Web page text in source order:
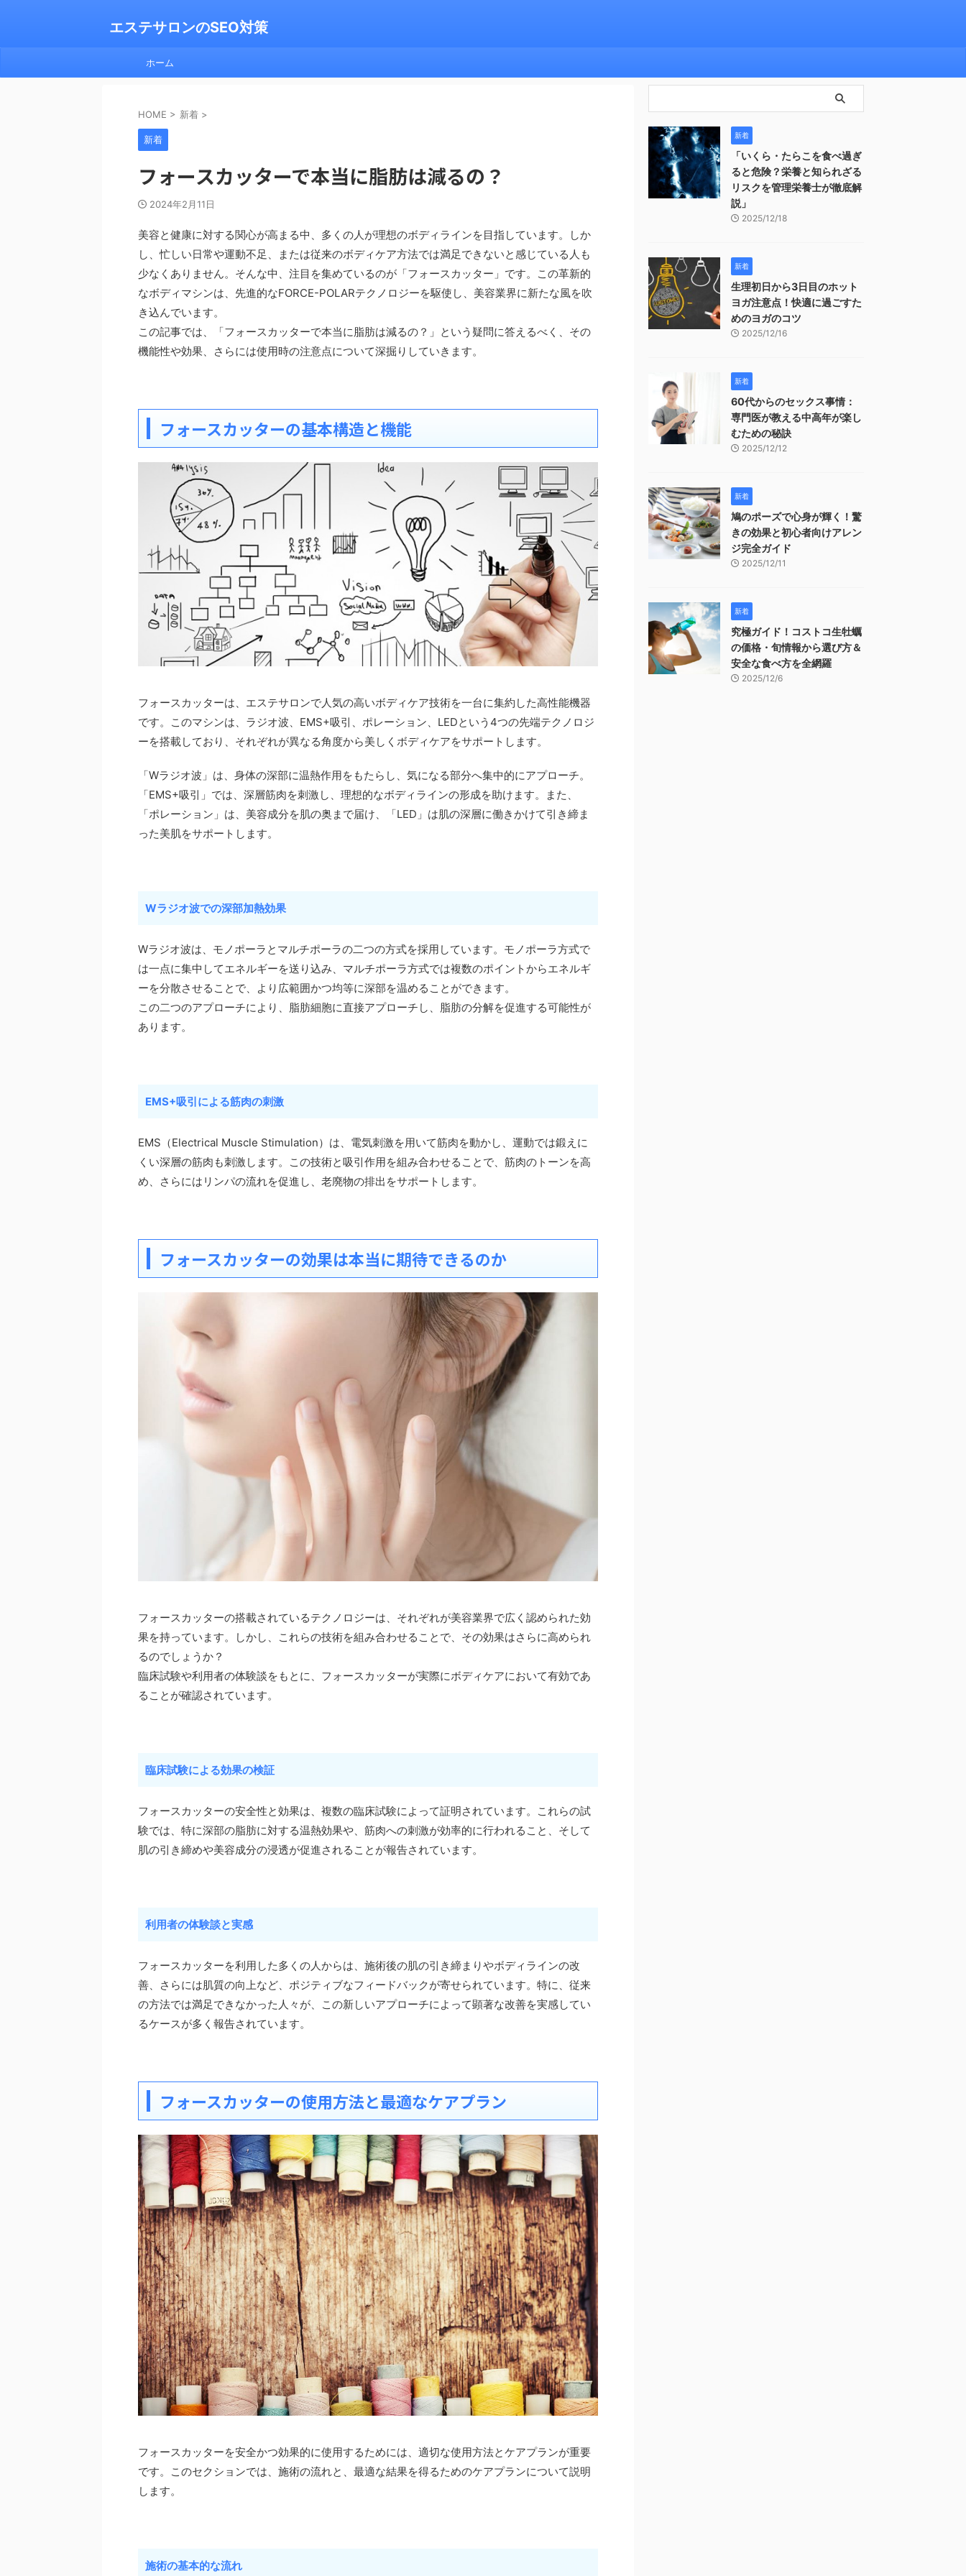
エステサロンのSEO対策
ホーム
HOME > 新着 >
新着
フォースカッターで本当に脂肪は減るの？
2024年2月11日
美容と健康に対する関心が高まる中、多くの人が理想のボディラインを目指しています。しか
し、忙しい日常や運動不足、または従来のボディケア方法では満足できないと感じている人も
少なくありません。そんな中、注目を集めているのが「フォースカッター」です。この革新的
なボディマシンは、先進的なFORCE-POLARテクノロジーを駆使し、美容業界に新たな風を吹
き込んでいます。
この記事では、「フォースカッターで本当に脂肪は減るの？」という疑問に答えるべく、その
機能性や効果、さらには使用時の注意点について深掘りしていきます。
フォースカッターの基本構造と機能
フォースカッターは、エステサロンで人気の高いボディケア技術を一台に集約した高性能機器
です。このマシンは、ラジオ波、EMS+吸引、ポレーション、LEDという4つの先端テクノロジ
ーを搭載しており、それぞれが異なる角度から美しくボディケアをサポートします。
「Wラジオ波」は、身体の深部に温熱作用をもたらし、気になる部分へ集中的にアプローチ。
「EMS+吸引」では、深層筋肉を刺激し、理想的なボディラインの形成を助けます。また、
「ポレーション」は、美容成分を肌の奥まで届け、「LED」は肌の深層に働きかけて引き締ま
った美肌をサポートします。
Wラジオ波での深部加熱効果
Wラジオ波は、モノポーラとマルチポーラの二つの方式を採用しています。モノポーラ方式で
は一点に集中してエネルギーを送り込み、マルチポーラ方式では複数のポイントからエネルギ
ーを分散させることで、より広範囲かつ均等に深部を温めることができます。
この二つのアプローチにより、脂肪細胞に直接アプローチし、脂肪の分解を促進する可能性が
あります。
EMS+吸引による筋肉の刺激
EMS（Electrical Muscle Stimulation）は、電気刺激を用いて筋肉を動かし、運動では鍛えに
くい深層の筋肉も刺激します。この技術と吸引作用を組み合わせることで、筋肉のトーンを高
め、さらにはリンパの流れを促進し、老廃物の排出をサポートします。
フォースカッターの効果は本当に期待できるのか
フォースカッターの搭載されているテクノロジーは、それぞれが美容業界で広く認められた効
果を持っています。しかし、これらの技術を組み合わせることで、その効果はさらに高められ
るのでしょうか？
臨床試験や利用者の体験談をもとに、フォースカッターが実際にボディケアにおいて有効であ
ることが確認されています。
臨床試験による効果の検証
フォースカッターの安全性と効果は、複数の臨床試験によって証明されています。これらの試
験では、特に深部の脂肪に対する温熱効果や、筋肉への刺激が効率的に行われること、そして
肌の引き締めや美容成分の浸透が促進されることが報告されています。
利用者の体験談と実感
フォースカッターを利用した多くの人からは、施術後の肌の引き締まりやボディラインの改
善、さらには肌質の向上など、ポジティブなフィードバックが寄せられています。特に、従来
の方法では満足できなかった人々が、この新しいアプローチによって顕著な改善を実感してい
るケースが多く報告されています。
フォースカッターの使用方法と最適なケアプラン
フォースカッターを安全かつ効果的に使用するためには、適切な使用方法とケアプランが重要
です。このセクションでは、施術の流れと、最適な結果を得るためのケアプランについて説明
します。
施術の基本的な流れ
新着
「いくら・たらこを食べ過ぎ
ると危険？栄養と知られざる
リスクを管理栄養士が徹底解
説」
2025/12/18
新着
生理初日から3日目のホット
ヨガ注意点！快適に過ごすた
めのヨガのコツ
2025/12/16
新着
60代からのセックス事情：
専門医が教える中高年が楽し
むための秘訣
2025/12/12
新着
鳩のポーズで心身が輝く！驚
きの効果と初心者向けアレン
ジ完全ガイド
2025/12/11
新着
究極ガイド！コストコ生牡蠣
の価格・旬情報から選び方＆
安全な食べ方を全網羅
2025/12/6